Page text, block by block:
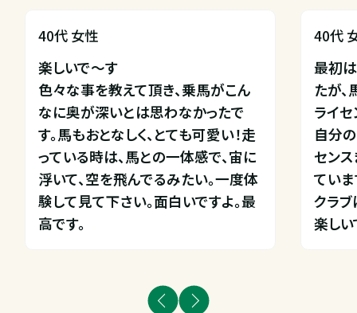
40代 女性
楽しいで〜す
色々な事を教えて頂き、乗馬がこん
なに奥が深いとは思わなかったで
す。馬もおとなしく、とても可愛い！走
っている時は、馬との一体感で、宙に
浮いて、空を飛んでるみたい。一度体
験して見て下さい。面白いですよ。最
高です。
40代
最初
たが
ライセ
自分
セン
ていま
クラ
楽しい